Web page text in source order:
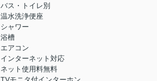
バス・トイレ別
温水洗浄便座
シャワー
浴槽
エアコン
インターネット対応
ネット使用料無料